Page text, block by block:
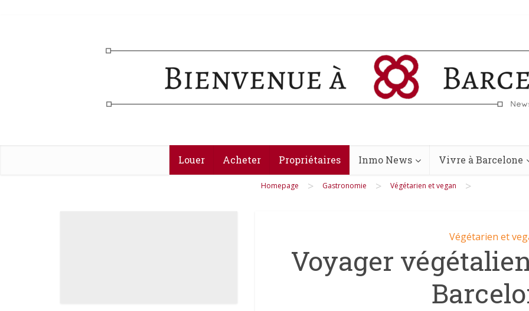
Louer Acheter Propriétaires Inmo News Vivre à Barcelone
Homepage > Gastronomie > Végétarien et vegan >
Végétarien et
Voyager